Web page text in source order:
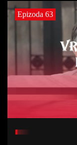
Epizoda 63